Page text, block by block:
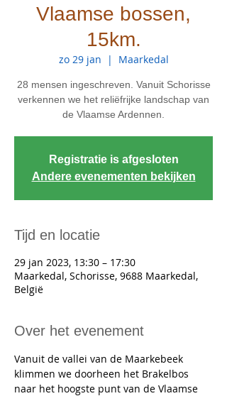
Vlaamse bossen,
15km.
zo 29 jan
  |
Maarkedal
28 mensen ingeschreven. Vanuit Schorisse
verkennen we het reliëfrijke landschap van
de Vlaamse Ardennen.
Registratie is afgesloten
Andere evenementen bekijken
Tijd en locatie
29 jan 2023, 13:30 – 17:30
Maarkedal, Schorisse, 9688 Maarkedal,
België
Over het evenement
Vanuit de vallei van de Maarkebeek
klimmen we doorheen het Brakelbos
naar het hoogste punt van de Vlaamse